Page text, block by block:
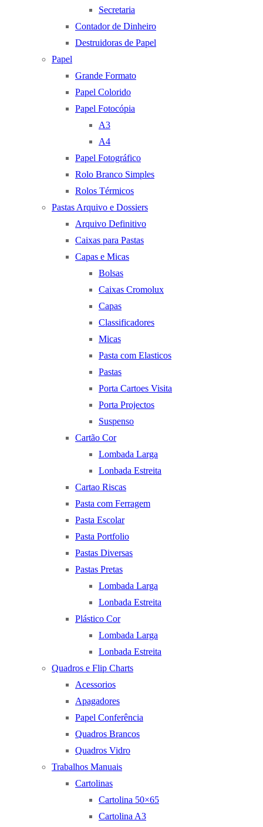
Secretaria
Contador de Dinheiro
Destruidoras de Papel
Papel
Grande Formato
Papel Colorido
Papel Fotocópia
A3
A4
Papel Fotográfico
Rolo Branco Simples
Rolos Térmicos
Pastas Arquivo e Dossiers
Arquivo Definitivo
Caixas para Pastas
Capas e Micas
Bolsas
Caixas Cromolux
Capas
Classificadores
Micas
Pasta com Elasticos
Pastas
Porta Cartoes Visita
Porta Projectos
Suspenso
Cartão Cor
Lombada Larga
Lonbada Estreita
Cartao Riscas
Pasta com Ferragem
Pasta Escolar
Pasta Portfolio
Pastas Diversas
Pastas Pretas
Lombada Larga
Lonbada Estreita
Plástico Cor
Lombada Larga
Lonbada Estreita
Quadros e Flip Charts
Acessorios
Apagadores
Papel Conferência
Quadros Brancos
Quadros Vidro
Trabalhos Manuais
Cartolinas
Cartolina 50×65
Cartolina A3